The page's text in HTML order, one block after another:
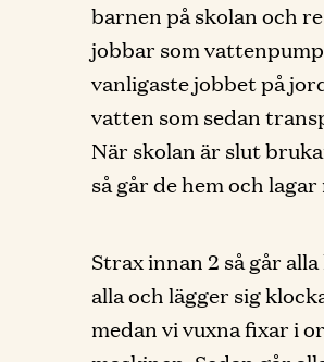
barnen på skolan och
jobbar som
vanligaste jobbet på
vatten som sedan
När skolan är slut
så går de hem och lagar
Strax innan 2 så går
alla och lägger sig
medan vi vuxna fixar i